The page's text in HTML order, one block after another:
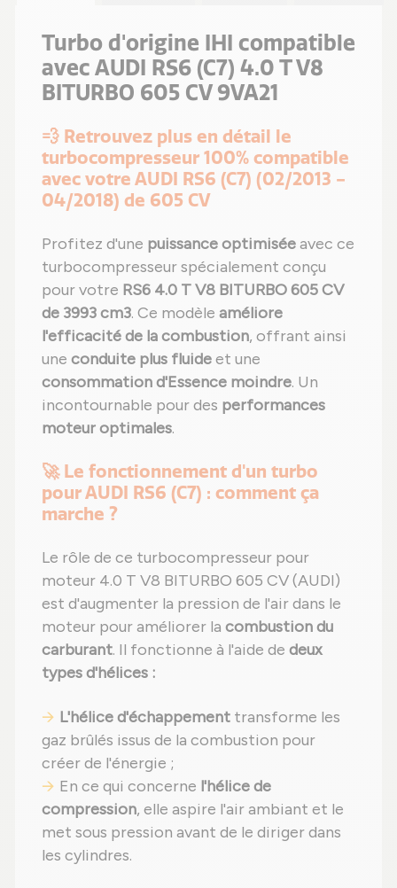
Turbo d'origine IHI compatible
avec AUDI RS6 (C7) 4.0 T V8
BITURBO 605 CV 9VA21
💨 Retrouvez plus en détail le
turbocompresseur 100% compatible
avec votre AUDI RS6 (C7) (02/2013 -
04/2018) de 605 CV
Profitez d'une puissance optimiséeavec ce
turbocompresseur spécialement conçu
pour votre RS6 4.0 T V8 BITURBO 605 CV
de 3993 cm3. Ce modèle améliore
l'efficacité de la combustion, offrant ainsi
une conduite plus fluideet une
consommation d'Essence moindre. Un
incontournable pour des performances
moteur optimales.
🚀 Le fonctionnement d'un turbo
pour AUDI RS6 (C7) : comment ça
marche ?
Le rôle de ce turbocompresseur pour
moteur 4.0 T V8 BITURBO 605 CV (AUDI)
est d'augmenter la pression de l'air dans le
moteur pour améliorer la combustion du
carburant. Il fonctionne à l'aide de deux
types d'hélices :
L'hélice d'échappement transforme les
gaz brûlés issus de la combustion pour
créer de l'énergie ;
En ce qui concerne l'hélice de
compression, elle aspire l'air ambiant et le
met sous pression avant de le diriger dans
les cylindres.